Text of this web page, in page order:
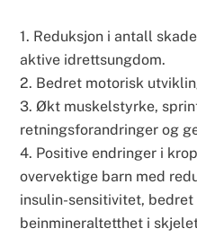
1. Reduksjon i antall
aktive idrettsungdom.
2. Bedret motorisk
3. Økt muskelstyrke,
retningsforandringer og
4. Positive endringer i
overvektige barn med
insulin-sensitivitet,
beinmineraltetthet i